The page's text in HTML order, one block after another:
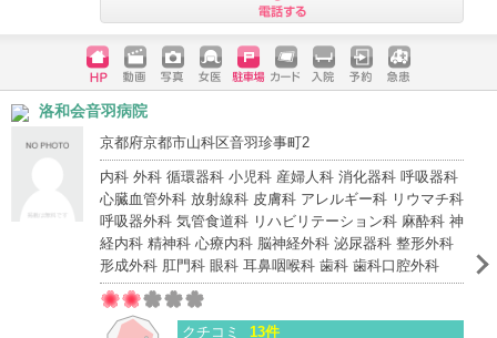
ホームペ
ージ
動画 写真 女医 駐車場
クレジッ
入院 予約 急患
洛和会音羽病院
京都府京都市山科区音羽珍事町2
内科 外科 循環器科 小児科 産婦人科 消化器科 呼吸器科
心臓血管外科 放射線科 皮膚科 アレルギー科 リウマチ科
呼吸器外科 気管食道科 リハビリテーション科 麻酔科 神
経内科 精神科 心療内科 脳神経外科 泌尿器科 整形外科
形成外科 肛門科 眼科 耳鼻咽喉科 歯科 歯科口腔外科
クチコミ 13件